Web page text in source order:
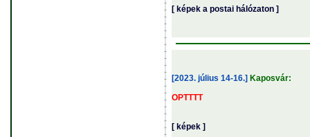
[ képek a postai hálózaton ]
[2023. július 14-16.] Kaposvár:
OPTTTT
[ képek ]